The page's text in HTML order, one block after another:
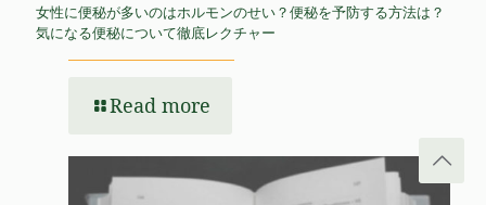
女性に便秘が多いのはホルモンのせい？便秘を予防する方法は？
気になる便秘について徹底レクチャー
Read more